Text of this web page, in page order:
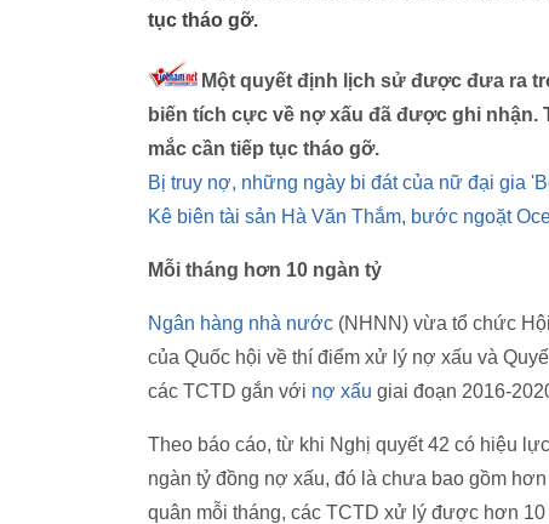
tục tháo gỡ.
Một quyết định lịch sử được đưa ra
biến tích cực về nợ xấu đã được ghi
mắc cần tiếp tục tháo gỡ.
Bị truy nợ, những ngày bi đát của nữ đại gia
Kê biên tài sản Hà Văn Thắm, bước ngoặt
Mỗi tháng hơn 10 ngàn tỷ
Ngân hàng nhà nước (NHNN) vừa tổ chức
của Quốc hội về thí điểm xử lý nợ xấu và
các TCTD gắn với nợ xấu giai đoạn 2016-
Theo báo cáo, từ khi Nghị quyết 42 có hiệu
ngàn tỷ đồng nợ xấu, đó là chưa bao gồm
quân mỗi tháng, các TCTD xử lý được hơn